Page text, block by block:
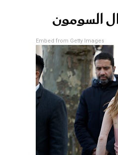
السومون
Embed from Getty Images